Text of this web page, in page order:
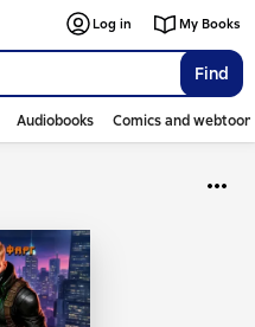
Find
Log in My Books
Audiobooks Comics and